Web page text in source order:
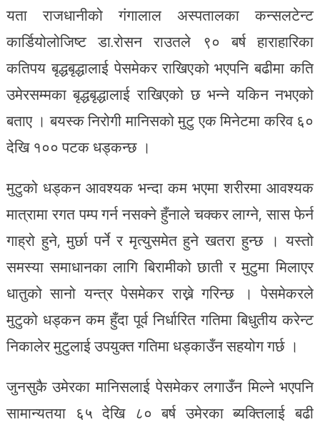
यता राजधानीको गंगालाल अस्पतालका कन्सलटेन्ट
कार्डियोलोजिष्ट डा.रोसन राउतले ९० बर्ष हाराहारिका
कतिपय बृद्धबृद्धालाई पेसमेकर राखिएको भएपनि बढीमा कति
उमेरसम्मका बृद्धबृद्धालाई राखिएको छ भन्ने यकिन नभएको
बताए । बयस्क निरोगी मानिसको मुटु एक मिनेटमा करिव ६०
देखि १०० पटक धड्कन्छ ।
मुटुको धड्कन आवश्यक भन्दा कम भएमा शरीरमा आवश्यक
मात्रामा रगत पम्प गर्न नसक्ने हुँनाले चक्कर लाग्ने, सास फेर्न
गाह्रो हुने, मुर्छा पर्ने र मृत्युसमेत हुने खतरा हुन्छ । यस्तो
समस्या समाधानका लागि बिरामीको छाती र मुटुमा मिलाएर
धातुको सानो यन्त्र पेसमेकर राख्ने गरिन्छ । पेसमेकरले
मुटुको धड्कन कम हुँदा पूर्व निर्धारित गतिमा बिधुतीय करेन्ट
निकालेर मुटुलाई उपयुक्त गतिमा धड्काउँन सहयोग गर्छ ।
जुनसुकै उमेरका मानिसलाई पेसमेकर लगाउँन मिल्ने भएपनि
सामान्यतया ६५ देखि ८० बर्ष उमेरका ब्यक्तिलाई बढी